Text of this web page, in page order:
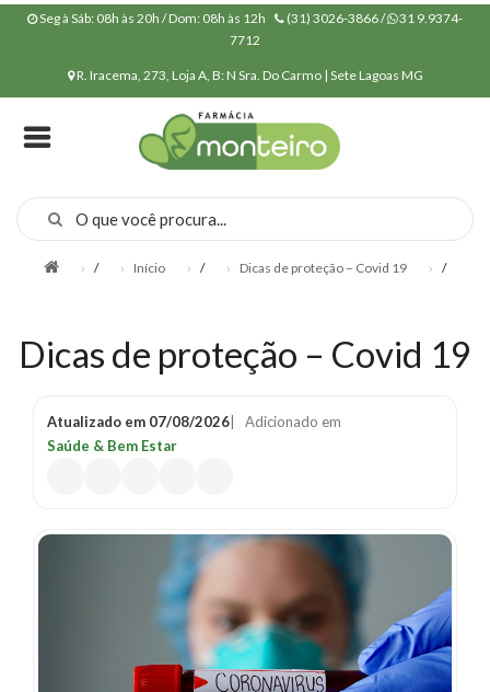
Seg à Sáb: 08h às 20h / Dom: 08h às 12h (31) 3026-3866 /
31 9.9374-
7712
R. Iracema, 273, Loja A, B: N Sra. Do Carmo | Sete Lagoas MG
CONVÊNIOS
MANIPULAÇÃO
PRODUTOS
BLOG
/ Início / Dicas de proteção – Covid 19 /
Dicas de proteção – Covid 19
Atualizado em 07/08/2026| Adicionado em
Saúde & Bem Estar